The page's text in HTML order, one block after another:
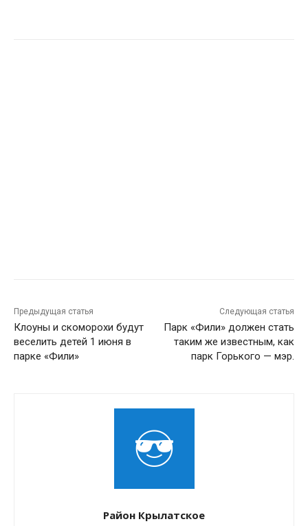
Предыдущая статья
Клоуны и скоморохи будут
веселить детей 1 июня в
парке «Фили»
Следующая статья
Парк «Фили» должен стать
таким же известным, как
парк Горького — мэр.
Район Крылатское